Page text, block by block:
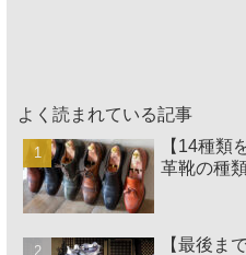
よく読まれている記事
【14種類
革靴の種
【最後ま